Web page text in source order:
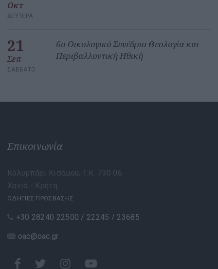
Οκτ
ΔΕΥΤΈΡΑ
21
Σεπ
ΣΆΒΒΑΤΟ
6ο Οικολογικό Συνέδριο Θεολογία και
Περιβαλλοντική Ηθική
Επικοινωνία
Κολυμπάρι Κισάμου, Τ.Κ. 730 06
Χανιά - Κρήτη
ΟΔΗΓΙΕΣ ΠΡΟΣΒΑΣΗΣ
+30 28240 22500 / 22245 / 23685
oac@oac.gr